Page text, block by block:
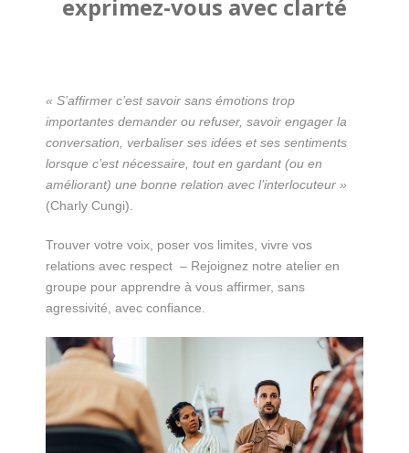
exprimez-vous avec clarté
« S’affirmer c’est savoir sans émotions trop
importantes demander ou refuser, savoir engager la
conversation, verbaliser ses idées et ses sentiments
lorsque c’est nécessaire, tout en gardant (ou en
améliorant) une bonne relation avec l’interlocuteur »
(Charly Cungi).
Trouver votre voix, poser vos limites, vivre vos
relations avec respect – Rejoignez notre atelier en
groupe pour apprendre à vous affirmer, sans
agressivité, avec confiance.